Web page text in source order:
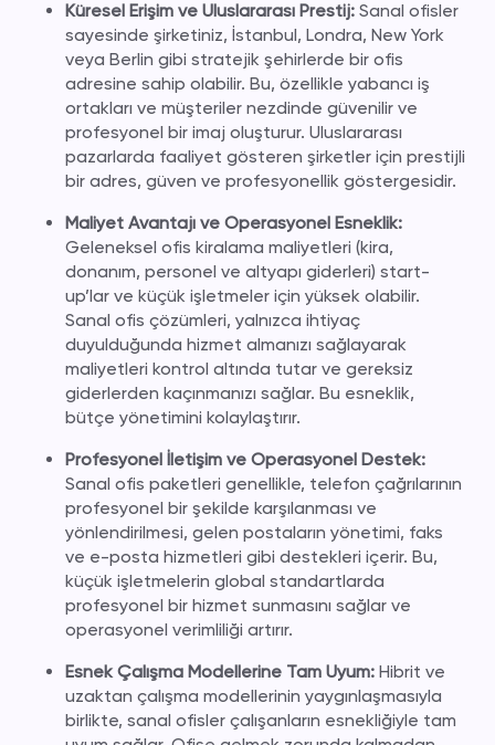
Küresel Erişim ve Uluslararası Prestij:Sanal ofisler
sayesinde şirketiniz, İstanbul, Londra, New York
veya Berlin gibi stratejik şehirlerde bir ofis
adresine sahip olabilir. Bu, özellikle yabancı iş
ortakları ve müşteriler nezdinde güvenilir ve
profesyonel bir imaj oluşturur. Uluslararası
pazarlarda faaliyet gösteren şirketler için prestijli
bir adres, güven ve profesyonellik göstergesidir.
Maliyet Avantajı ve Operasyonel Esneklik:
Geleneksel ofis kiralama maliyetleri (kira,
donanım, personel ve altyapı giderleri) start-
up’lar ve küçük işletmeler için yüksek olabilir.
Sanal ofis çözümleri, yalnızca ihtiyaç
duyulduğunda hizmet almanızı sağlayarak
maliyetleri kontrol altında tutar ve gereksiz
giderlerden kaçınmanızı sağlar. Bu esneklik,
bütçe yönetimini kolaylaştırır.
Profesyonel İletişim ve Operasyonel Destek:
Sanal ofis paketleri genellikle, telefon çağrılarının
profesyonel bir şekilde karşılanması ve
yönlendirilmesi, gelen postaların yönetimi, faks
ve e-posta hizmetleri gibi destekleri içerir. Bu,
küçük işletmelerin global standartlarda
profesyonel bir hizmet sunmasını sağlar ve
operasyonel verimliliği artırır.
Esnek Çalışma Modellerine Tam Uyum:Hibrit ve
uzaktan çalışma modellerinin yaygınlaşmasıyla
birlikte, sanal ofisler çalışanların esnekliğiyle tam